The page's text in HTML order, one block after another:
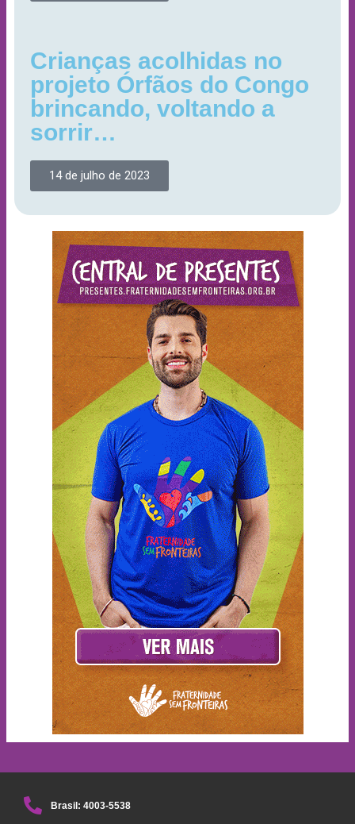
Crianças acolhidas no
projeto Órfãos do Congo
brincando, voltando a
sorrir…
14 de julho de 2023
Brasil: 4003-5538